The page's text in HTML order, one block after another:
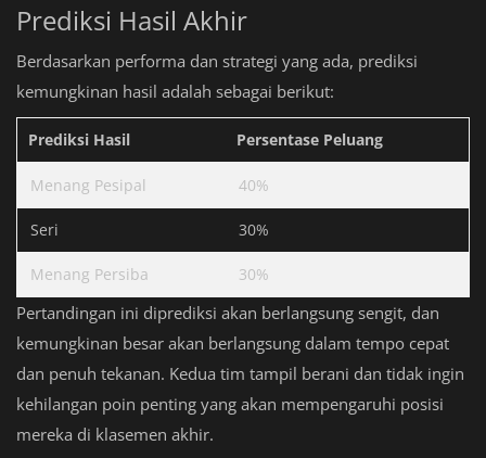
Prediksi Hasil Akhir
Berdasarkan performa dan strategi yang ada, prediksi
kemungkinan hasil adalah sebagai berikut:
Prediksi Hasil Persentase Peluang
Menang Pesipal 40%
Seri 30%
Menang Persiba 30%
Pertandingan ini diprediksi akan berlangsung sengit, dan
kemungkinan besar akan berlangsung dalam tempo cepat
dan penuh tekanan. Kedua tim tampil berani dan tidak ingin
kehilangan poin penting yang akan mempengaruhi posisi
mereka di klasemen akhir.